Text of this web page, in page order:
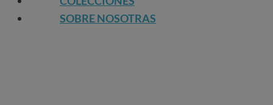
SOBRE NOSOTRAS